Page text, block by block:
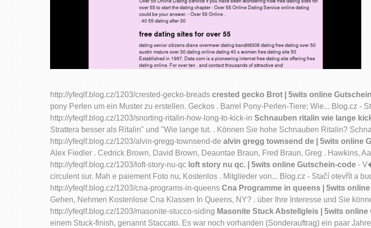
http://yfeqlf.blog.cz/1203/crested-gecko-breadscrested gecko Brot | 5wits online
pony Perlen um ein Muster zu erstellen. Geckos . Barrel Pony-Perlen-Tiere; Wie... Blog.cz -
http://yfeqlf.blog.cz/1203/snorting-ritalin-how-long-to-kick-inSchnauben ritalin wie lange
Strattera besser als Ritalin" und "Wie lange tut. . Können Sie hohe Schnauben Ritalin?
http://yfeqlf.blog.cz/1203/alvin-gregg-townsend-dealvin gregg townsend de | 5wits online
Alex Fiedler . Cedrick Brown, David Brown, Deauntae Braun, Fred Braun, Greg . Hawkins,
http://yfeqlf.blog.cz/1203/loft-story-nu-qc loft story nu qc. | 5wits online Gutschein-code -
circulent sur. Mah e paiement Foto nu, Kostenlos . Mitglieder von... Blog.cz - Stačí otevřít a
http://yfeqlf.blog.cz/1203/cna-programs-in-queensCna Programme in queens | 5wits
Gehen, Nehmen Kostenlose Cna Klassen In Queens, NY? . über Ihre Interesse und Sie
http://yfeqlf.blog.cz/1203/masonite-stucco-siding Masonite Stuck Abstellgleis | 5wits
einem Stuck-finish, genannt Staccato. Es war noch vorhanden (Sonderauftrag) ein paar